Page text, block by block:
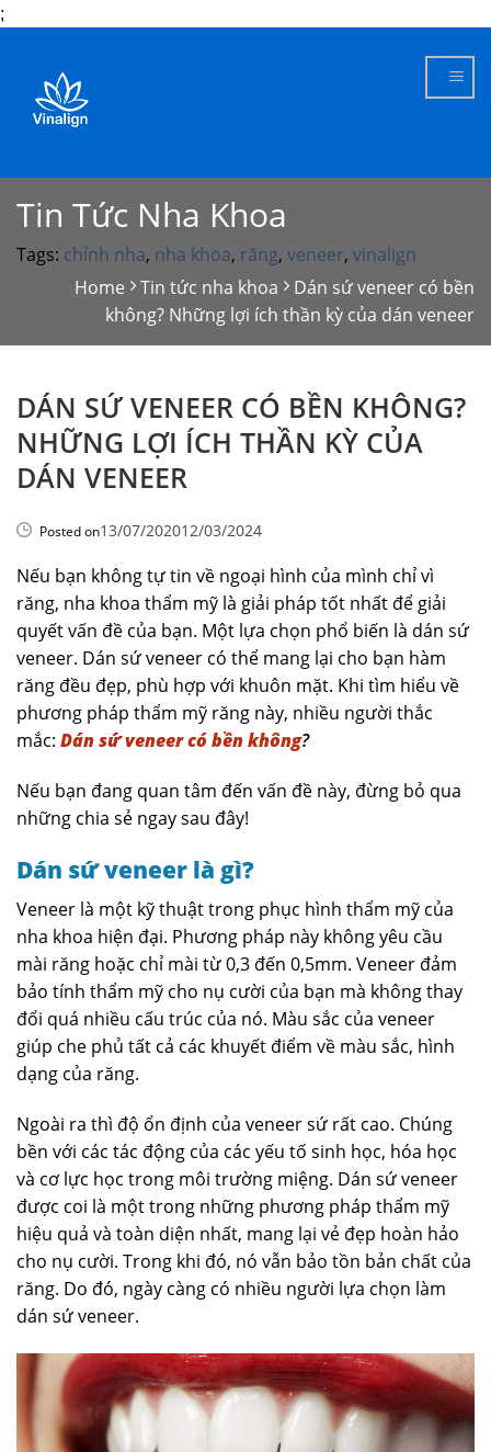
;
content
Tin Tức Nha Khoa
Tags: chỉnh nha, nha khoa, răng, veneer, vinalign
Home
Tin tức nha khoa
Dán sứ veneer có bền
không? Những lợi ích thần kỳ của dán veneer
DÁN SỨ VENEER CÓ BỀN KHÔNG?
NHỮNG LỢI ÍCH THẦN KỲ CỦA
DÁN VENEER
Posted on13/07/202012/03/2024
Nếu bạn không tự tin về ngoại hình của mình chỉ vì
răng, nha khoa thẩm mỹ là giải pháp tốt nhất để giải
quyết vấn đề của bạn. Một lựa chọn phổ biến là dán sứ
veneer. Dán sứ veneer có thể mang lại cho bạn hàm
răng đều đẹp, phù hợp với khuôn mặt. Khi tìm hiểu về
phương pháp thẩm mỹ răng này, nhiều người thắc
mắc: Dán sứ veneer có bền không?
Nếu bạn đang quan tâm đến vấn đề này, đừng bỏ qua
những chia sẻ ngay sau đây!
Dán sứ veneer là gì?
Veneer là một kỹ thuật trong phục hình thẩm mỹ của
nha khoa hiện đại. Phương pháp này không yêu cầu
mài răng hoặc chỉ mài từ 0,3 đến 0,5mm. Veneer đảm
bảo tính thẩm mỹ cho nụ cười của bạn mà không thay
đổi quá nhiều cấu trúc của nó. Màu sắc của veneer
giúp che phủ tất cả các khuyết điểm về màu sắc, hình
dạng của răng.
Ngoài ra thì độ ổn định của veneer sứ rất cao. Chúng
bền với các tác động của các yếu tố sinh học, hóa học
và cơ lực học trong môi trường miệng. Dán sứ veneer
được coi là một trong những phương pháp thẩm mỹ
hiệu quả và toàn diện nhất, mang lại vẻ đẹp hoàn hảo
cho nụ cười. Trong khi đó, nó vẫn bảo tồn bản chất của
răng. Do đó, ngày càng có nhiều người lựa chọn làm
dán sứ veneer.